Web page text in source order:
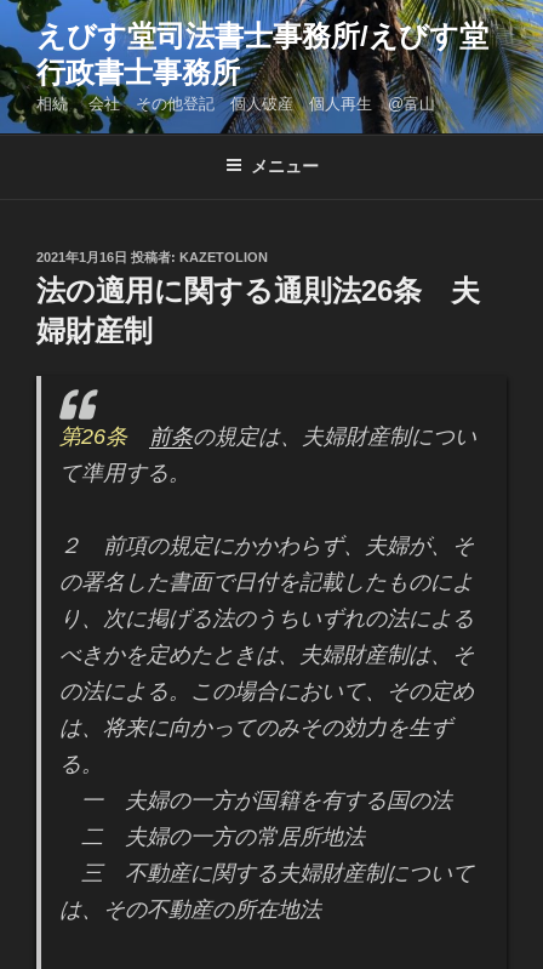
コ
ン
テ
ン
ツ
えびす堂司法書士事務所/えびす堂
行政書士事務所
相続 会社 その他登記 個人破産 個人再生 @富山
メニュー
投
稿
日:
2021年1月16日 投稿者: KAZETOLION
法の適用に関する通則法26条 夫
婦財産制
第26条 前条の規定は、夫婦財産制につい
て準用する。
２ 前項の規定にかかわらず、夫婦が、そ
の署名した書面で日付を記載したものによ
り、次に掲げる法のうちいずれの法による
べきかを定めたときは、夫婦財産制は、そ
の法による。この場合において、その定め
は、将来に向かってのみその効力を生ず
る。
一 夫婦の一方が国籍を有する国の法
二 夫婦の一方の常居所地法
三 不動産に関する夫婦財産制について
は、その不動産の所在地法